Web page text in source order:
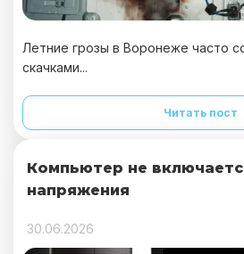
Летние грозы в Воронеже часто
скачками...
Читать пост
Компьютер не
напряжения
30.06.2026